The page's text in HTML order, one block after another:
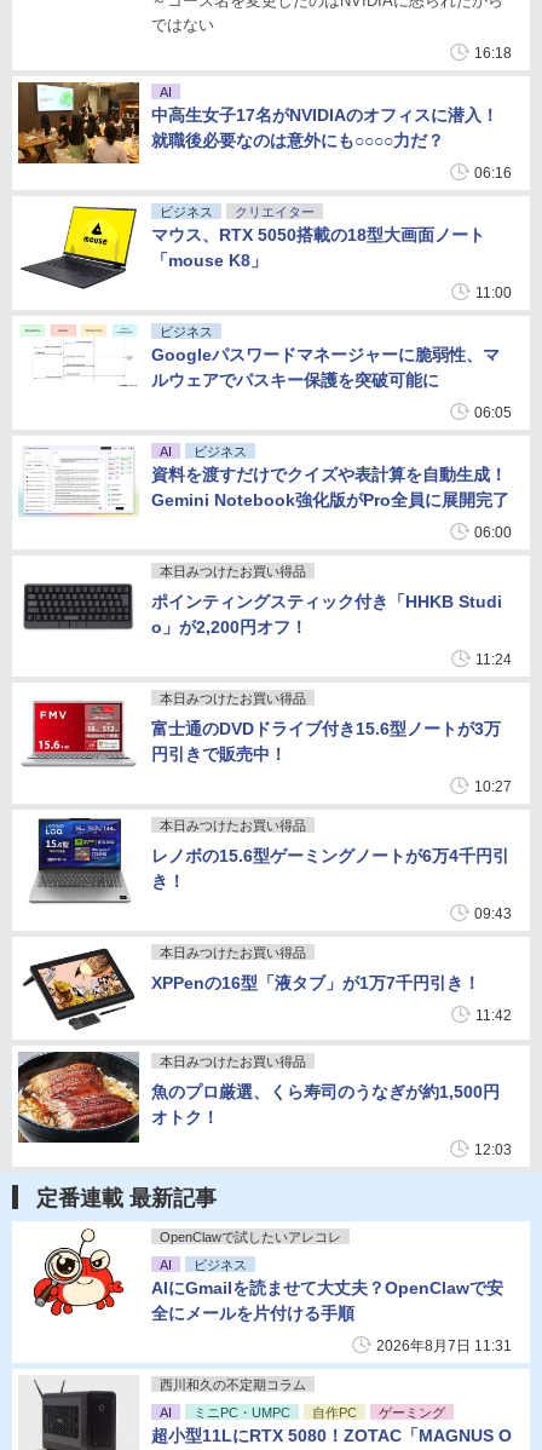
ではない
16:18
AI
中高生女子17名がNVIDIAのオフィスに潜入！
就職後必要なのは意外にも○○○○力だ？
06:16
ビジネス クリエイター
マウス、RTX 5050搭載の18型大画面ノート
「mouse K8」
11:00
ビジネス
Googleパスワードマネージャーに脆弱性、マ
ルウェアでパスキー保護を突破可能に
06:05
AI ビジネス
資料を渡すだけでクイズや表計算を自動生成！
Gemini Notebook強化版がPro全員に展開完了
06:00
本日みつけたお買い得品
ポインティングスティック付き「HHKB Studi
o」が2,200円オフ！
11:24
本日みつけたお買い得品
富士通のDVDドライブ付き15.6型ノートが3万
円引きで販売中！
10:27
本日みつけたお買い得品
レノボの15.6型ゲーミングノートが6万4千円引
き！
09:43
本日みつけたお買い得品
XPPenの16型「液タブ」が1万7千円引き！
11:42
本日みつけたお買い得品
魚のプロ厳選、くら寿司のうなぎが約1,500円
オトク！
12:03
定番連載 最新記事
OpenClawで試したいアレコレ
AI
ビジネス
AIにGmailを読ませて大丈夫？OpenClawで安
全にメールを片付ける手順
2026年8月7日 11:31
西川和久の不定期コラム
AI
ミニPC・UMPC 自作PC ゲーミング
超小型11LにRTX 5080！ZOTAC「MAGNUS O